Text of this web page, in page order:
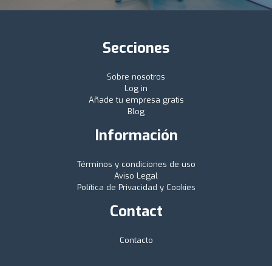
Secciones
Sobre nosotros
Log in
Añade tu empresa gratis
Blog
Información
Términos y condiciones de uso
Aviso Legal
Política de Privacidad y Cookies
Contact
Contacto